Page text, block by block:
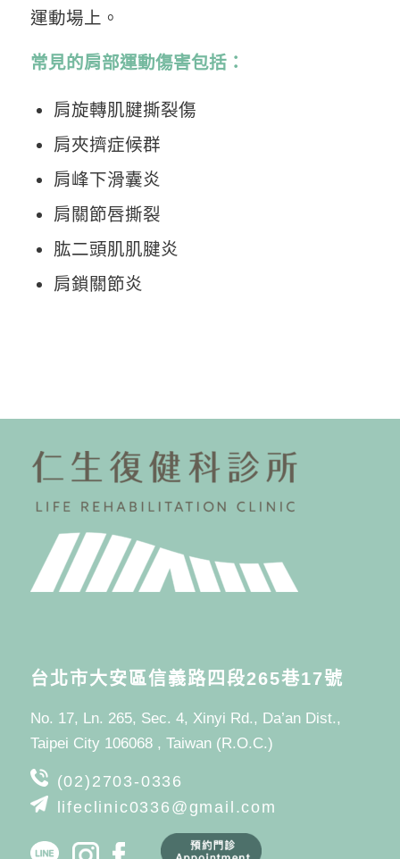
運動場上。
常見的肩部運動傷害包括：
肩旋轉肌腱撕裂傷
肩夾擠症候群
肩峰下滑囊炎
肩關節唇撕裂
肱二頭肌肌腱炎
肩鎖關節炎
台北市大安區信義路四段265巷17號
No. 17, Ln. 265, Sec. 4, Xinyi Rd., Da’an Dist.,
Taipei City 106068 , Taiwan (R.O.C.)
(02)2703-0336
lifeclinic0336@gmail.com